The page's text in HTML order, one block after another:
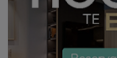
miembros de asociaciones
base del Deportivo
Guadalajara, presentes en
PUBLICIDAD